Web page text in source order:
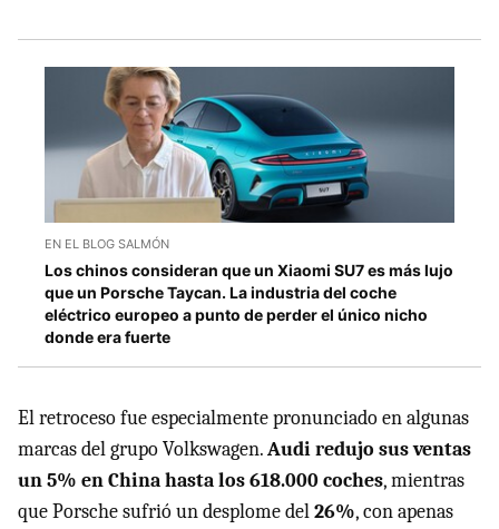
EN EL BLOG SALMÓN
Los chinos consideran que un Xiaomi SU7 es más lujo
que un Porsche Taycan. La industria del coche
eléctrico europeo a punto de perder el único nicho
donde era fuerte
El retroceso fue especialmente pronunciado en algunas
marcas del grupo Volkswagen.Audi redujo sus ventas
un 5% en China hasta los 618.000 coches, mientras
que Porsche sufrió un desplome del26%, con apenas